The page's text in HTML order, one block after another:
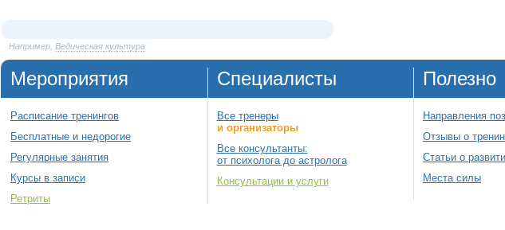
Например, Ведическая культура
Мероприятия
Расписание тренингов
Бесплатные и недорогие
Регулярные занятия
Курсы в записи
Ретриты
Специалисты
Все тренеры
и организаторы
Все консультанты:
от психолога до астролога
Консультации и услуги
Полезно
Направления
Отзывы о
Статьи о
Места силы